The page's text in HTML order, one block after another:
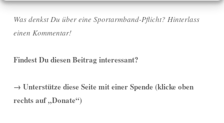
Was denkst Du über eine Sportarmband-Pflicht? Hinterlass
einen Kommentar!
Findest Du diesen Beitrag interessant?
→ Unterstütze diese Seite mit einer Spende (klicke oben
rechts auf „Donate“)